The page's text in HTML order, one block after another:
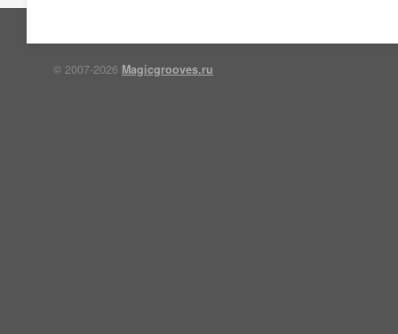
© 2007-2026 Magicgrooves.ru